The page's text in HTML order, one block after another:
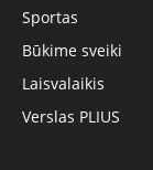
Sportas
Būkime sveiki
Laisvalaikis
Verslas PLIUS